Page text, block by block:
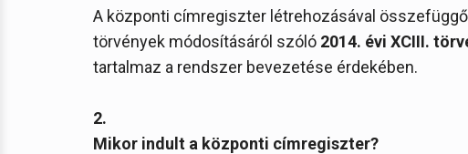
A központi címregiszter létrehozásával
törvények módosításáról szóló 2014. évi XCIII.
tartalmaz a rendszer bevezetése érdekében.
2.
Mikor indult a központi címregiszter?